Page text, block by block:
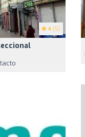
4 (5)